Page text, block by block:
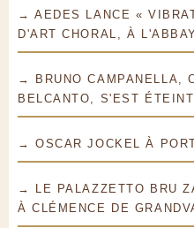
→ AEDES LANCE «
D'ART CHORAL, À
→ BRUNO CAMPANELLA,
BELCANTO, S'EST
→ OSCAR JOCKEL À
→ LE PALAZZETTO BRU
À CLÉMENCE DE